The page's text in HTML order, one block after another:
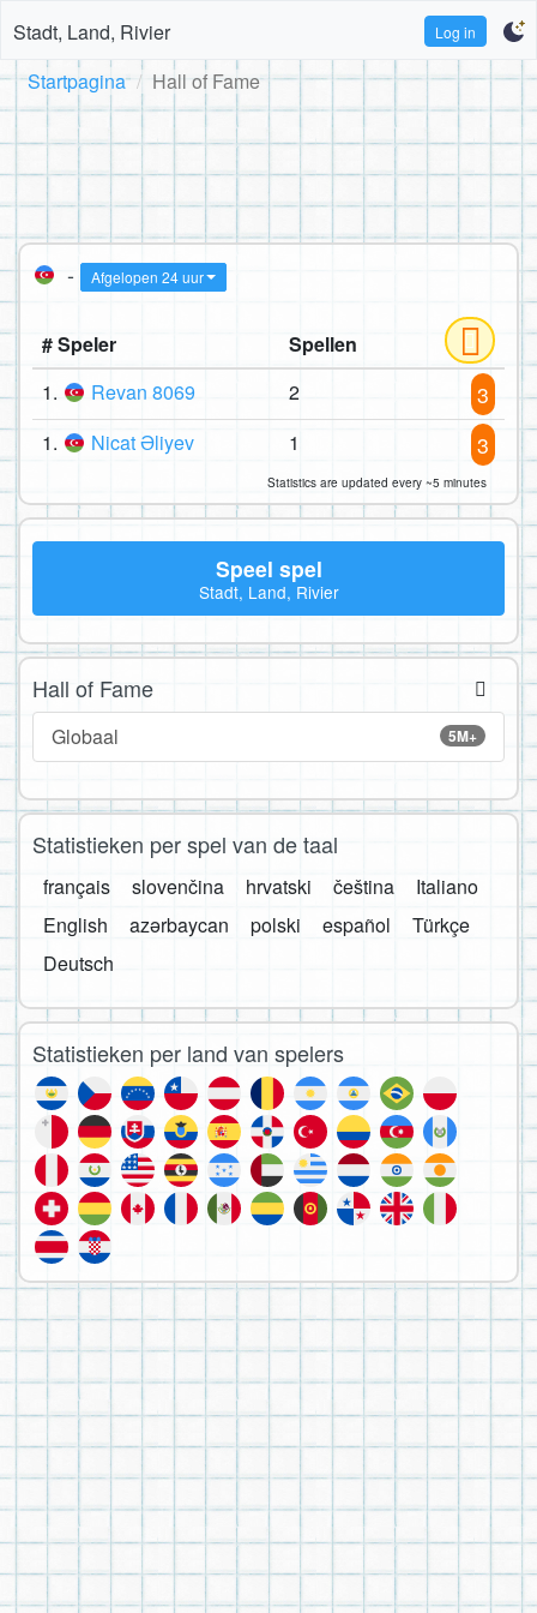
Stadt, Land, Rivier Log in
Startpagina Hall of Fame
- Afgelopen 24 uur
# Speler
Spellen
1.
Revan 8069 2 3
1. Nicat Əliyev 1 3
Statistics are updated every ~5 minutes
Speel spel
Stadt, Land, Rivier
Hall of Fame
5M+
Globaal
Statistieken per spel van de taal
français slovenčina hrvatski čeština
Italiano
English
azərbaycan polski español
Türkçe
Deutsch
Statistieken per land van spelers